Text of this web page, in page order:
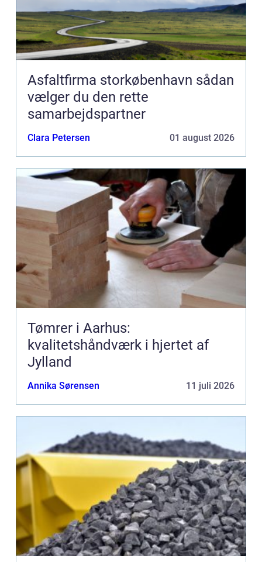
Asfaltfirma storkøbenhavn sådan
vælger du den rette
samarbejdspartner
Clara Petersen 01 august 2026
Tømrer i Aarhus:
kvalitetshåndværk i hjertet af
Jylland
Annika Sørensen 11 juli 2026